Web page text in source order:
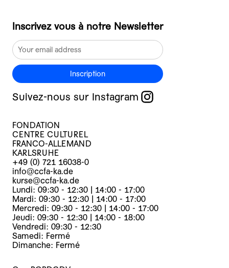
Inscrivez vous à notre Newsletter
Inscription
Suivez-nous sur Instagram
FONDATION
CENTRE CULTUREL
FRANCO-ALLEMAND
KARLSRUHE
+49 (0) 721 16038-0
info@ccfa-ka.de
kurse@ccfa-ka.de
Lundi: 09:30 - 12:30 | 14:00 - 17:00
Mardi: 09:30 - 12:30 | 14:00 - 17:00
Mercredi: 09:30 - 12:30 | 14:00 - 17:00
Jeudi: 09:30 - 12:30 | 14:00 - 18:00
Vendredi: 09:30 - 12:30
Samedi: Fermé
Dimanche: Fermé